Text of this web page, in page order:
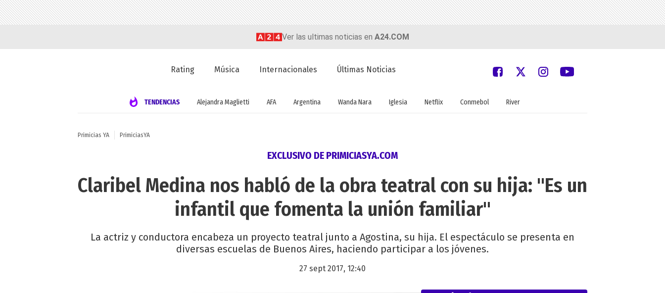
Ver las ultimas noticias en A24.COM
Rating Música Internacionales Últimas Noticias
TENDENCIAS Alejandra Maglietti AFA Argentina Wanda Nara Iglesia Netflix Conmebol River
Primicias YA PrimiciasYA
EXCLUSIVO DE PRIMICIASYA.COM
Claribel Medina nos habló de la obra teatral con su hija: "Es un
infantil que fomenta la unión familiar"
La actriz y conductora encabeza un proyecto teatral junto a Agostina, su hija. El espectáculo se presenta en
diversas escuelas de Buenos Aires, haciendo participar a los jóvenes.
27 sept 2017, 12:40